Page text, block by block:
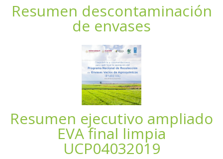
Resumen descontaminación
de envases
Resumen ejecutivo ampliado
EVA final limpia
UCP04032019